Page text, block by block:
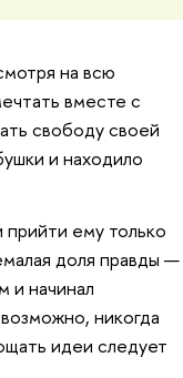
на всю
вместе с
свободу своей
и находило
прийти ему только
доля правды —
и начинал
никогда
идеи следует